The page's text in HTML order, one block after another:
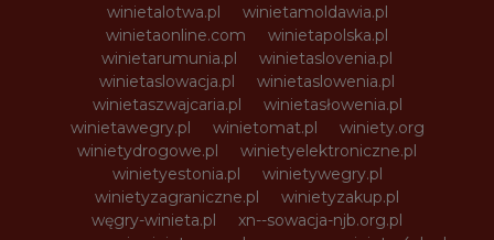
winietalotwa.pl
winietamoldawia.pl
winietaonline.com
winietapolska.pl
winietarumunia.pl
winietaslovenia.pl
winietaslowacja.pl
winietaslowenia.pl
winietaszwajcaria.pl
winietasłowenia.pl
winietawegry.pl
winietomat.pl
winiety.org
winietydrogowe.pl
winietyelektroniczne.pl
winietyestonia.pl
winietywegry.pl
winietyzagraniczne.pl
winietyzakup.pl
węgry-winieta.pl
xn--sowacja-njb.org.pl